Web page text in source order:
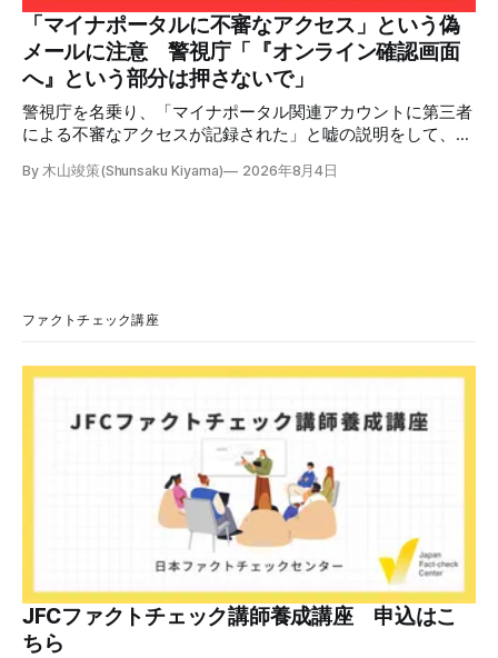
本が犯した残虐行為を謝罪するのは悪いことだと思わない」
「共産主義者に恥じて頭を下げるべき人はいない」など、拡
散した投稿を真に受けた反応も多いため検証する。 検証過
程 動
「マイナポータルに不審なアクセス」という偽
メールに注意 警視庁「『オンライン確認画面
へ』という部分は押さないで」
警視庁を名乗り、「マイナポータル関連アカウントに第三者
による不審なアクセスが記録された」と嘘の説明をして、リ
で、メール内のリンクを押さないようにと注意を呼びかけて
文には「警視庁サイバーセキュリティ対策本部」「通知番
様のメールアドレスと一致しています」と記している。 そ
どうかご確認ください」などと「オンライン確認画面へ」と
いうリンクをクリックするよう誘導している。 本文には、
警視庁の住所（東京都千代田区霞が関2-1-1）も書かれてい
By 木山竣策(Shunsaku Kiyama) 2026年8月4日
ファクトチェック講座
JFCファクトチェック講師養成講座 申込はこ
ちら